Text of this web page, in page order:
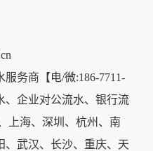
务商【电/微:186-7711-
、企业对公流水、银行流
上海、深圳、杭州、南
、武汉、长沙、重庆、天